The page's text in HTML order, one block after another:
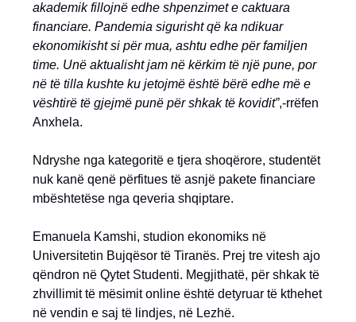
akademik fillojnë edhe shpenzimet e caktuara
financiare. Pandemia sigurisht që ka ndikuar
ekonomikisht si për mua, ashtu edhe për familjen
time. Unë aktualisht jam në kërkim të një pune, por
në të tilla kushte ku jetojmë është bërë edhe më e
vështirë të gjejmë punë për shkak të kovidit”,-rrëfen
Anxhela.
Ndryshe nga kategoritë e tjera shoqërore, studentët
nuk kanë qenë përfitues të asnjë pakete financiare
mbështetëse nga qeveria shqiptare.
Emanuela Kamshi, studion ekonomiks në
Universitetin Bujqësor të Tiranës. Prej tre vitesh ajo
qëndron në Qytet Studenti. Megjithatë, për shkak të
zhvillimit të mësimit online është detyruar të kthehet
në vendin e saj të lindjes, në Lezhë.